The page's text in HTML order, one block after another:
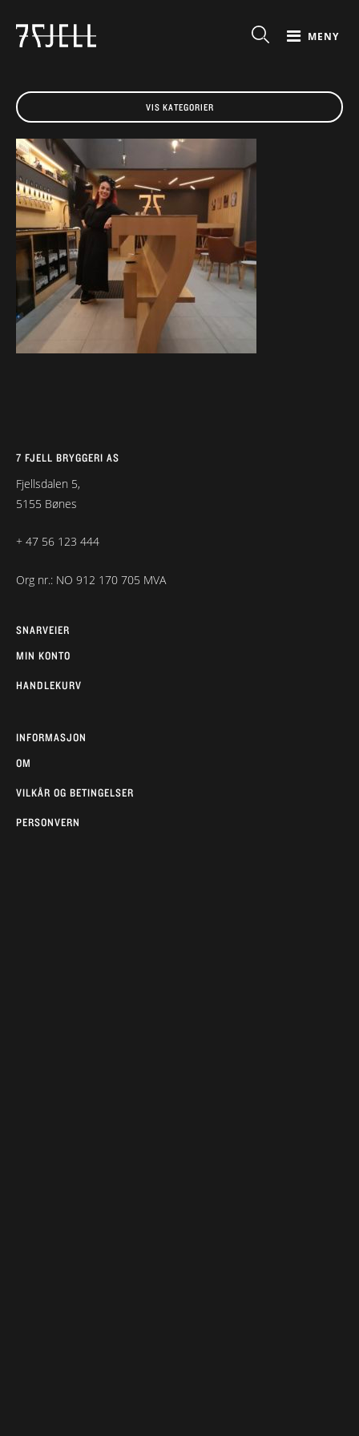
MENY
VIS KATEGORIER
7 FJELL BRYGGERI AS
Fjellsdalen 5,
5155 Bønes
+ 47 56 123 444
Org nr.: NO 912 170 705 MVA
SNARVEIER
MIN KONTO
HANDLEKURV
INFORMASJON
OM
VILKÅR OG BETINGELSER
PERSONVERN